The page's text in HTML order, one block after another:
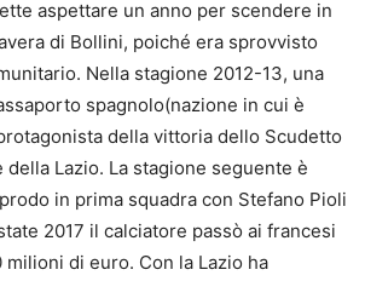
aspettare un anno per scendere in
di Bollini, poiché era sprovvisto
Nella stagione 2012-13, una
spagnolo(nazione in cui è
della vittoria dello Scudetto
della Lazio. La stagione seguente è
in prima squadra con Stefano Pioli
2017 il calciatore passò ai francesi
di euro. Con la Lazio ha